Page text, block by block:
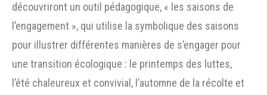
découvriront un outil pédagogique, « les saisons de
l’engagement », qui utilise la symbolique des saisons
pour illustrer différentes manières de s’engager pour
une transition écologique : le printemps des luttes,
l’été chaleureux et convivial, l’automne de la récolte et